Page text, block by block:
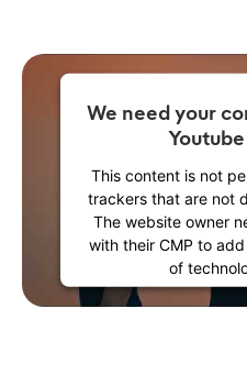
We need your
This content is not
trackers that are not
The website owner
with their CMP to
of
Powered by